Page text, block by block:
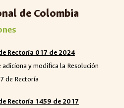
de Colombia
Rectoría 017 de 2024
adiciona y modifica la Resolución
de Rectoría
Rectoría 1459 de 2017